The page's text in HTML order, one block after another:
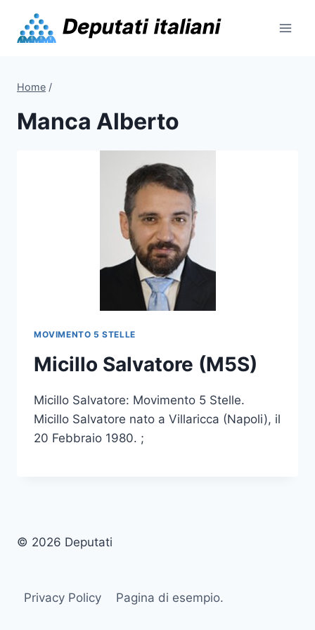
content
Home /
Manca Alberto
MOVIMENTO 5 STELLE
Micillo Salvatore (M5S)
Micillo Salvatore: Movimento 5 Stelle.
Micillo Salvatore nato a Villaricca (Napoli), il
20 Febbraio 1980. ;
© 2026 Deputati
Privacy Policy Pagina di esempio.